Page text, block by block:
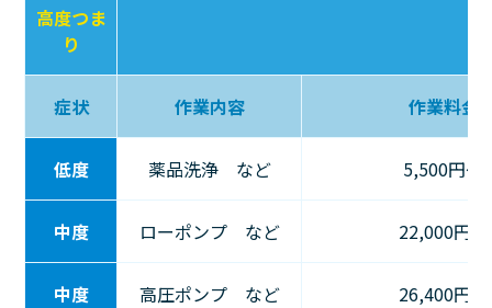
高度つま
り
症状 作業内容 作業料金
低度 薬品洗浄 など 5,500円〜
中度 ローポンプ など 22,000円〜
中度 高圧ポンプ など 26,400円〜